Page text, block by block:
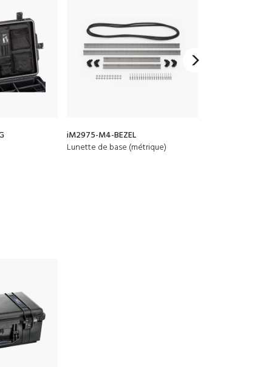
iM2975-M4-BEZEL
Lunette de base (métrique)